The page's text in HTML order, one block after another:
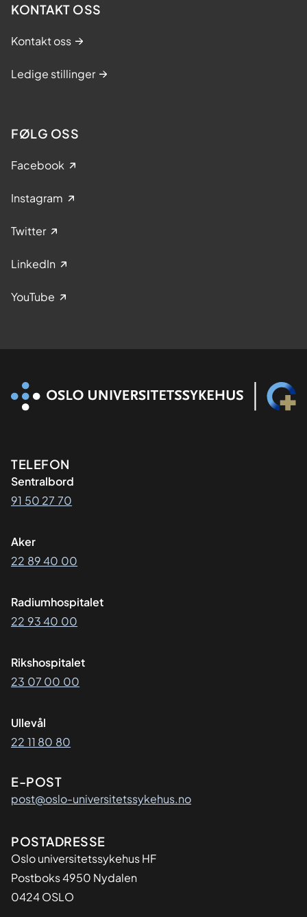
KONTAKT OSS
Kontakt oss
Ledige stillinger
FØLG OSS
Facebook
Instagram
Twitter
LinkedIn
YouTube
Kontaktinformasjon
TELEFON
Sentralbord
91 50 27 70
Aker
22 89 40 00
Radiumhospitalet
22 93 40 00
Rikshospitalet
23 07 00 00
Ullevål
22 11 80 80
E-POST
post@oslo-universitetssykehus.no
Adresse
POSTADRESSE
Oslo universitetssykehus HF
Postboks 4950 Nydalen
0424 OSLO